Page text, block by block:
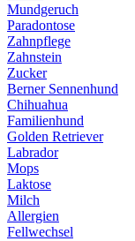
Mundgeruch
Paradontose
Zahnpflege
Zahnstein
Zucker
Berner Sennenhund
Chihuahua
Familienhund
Golden Retriever
Labrador
Mops
Laktose
Milch
Allergien
Fellwechsel